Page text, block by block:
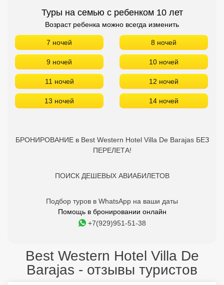
Туры на семью с ребенком 10 лет
Возраст ребенка можно всегда изменить
7 ночей 8 ночей
9 ночей 10 ночей
11 ночей 12 ночей
13 ночей 14 ночей
БРОНИРОВАНИЕ в Best Western Hotel Villa De Barajas БЕЗ
ПЕРЕЛЕТА!
ПОИСК ДЕШЕВЫХ АВИАБИЛЕТОВ
Подбор туров в WhatsApp на ваши даты
Помощь в бронировании онлайн
+7(929)951-51-38
Best Western Hotel Villa De
Barajas - отзывы туристов